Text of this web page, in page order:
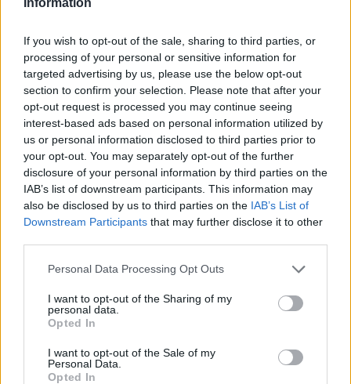
If you wish to opt-out of the sale, sharing to third parties, or
processing of your personal or sensitive information for
targeted advertising by us, please use the below opt-out
section to confirm your selection. Please note that after your
opt-out request is processed you may continue seeing
interest-based ads based on personal information utilized by
us or personal information disclosed to third parties prior to
your opt-out. You may separately opt-out of the further
disclosure of your personal information by third parties on the
IAB’s list of downstream participants. This information may
also be disclosed by us to third parties on the IAB’s List of
Downstream Participants that may further disclose it to other
Personal Data Processing Opt Outs
I want to opt-out of the Sharing of my
personal data.
Opted In
I want to opt-out of the Sale of my
Personal Data.
Opted In
centre du village.
Repères visuels
Afficher la carte